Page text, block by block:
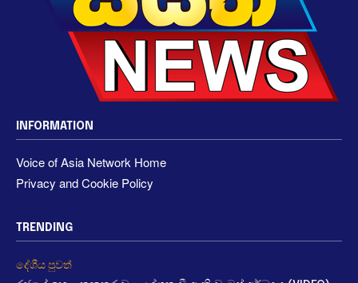
INFORMATION
Voice of Asia Network Home
Privacy and Cookie Policy
TRENDING
දේශීය පුවත්